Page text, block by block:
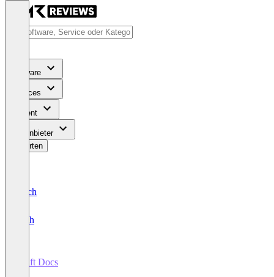
Software
Services
Content
Für Anbieter
Bewerten
Deutsch
English
Craft Docs